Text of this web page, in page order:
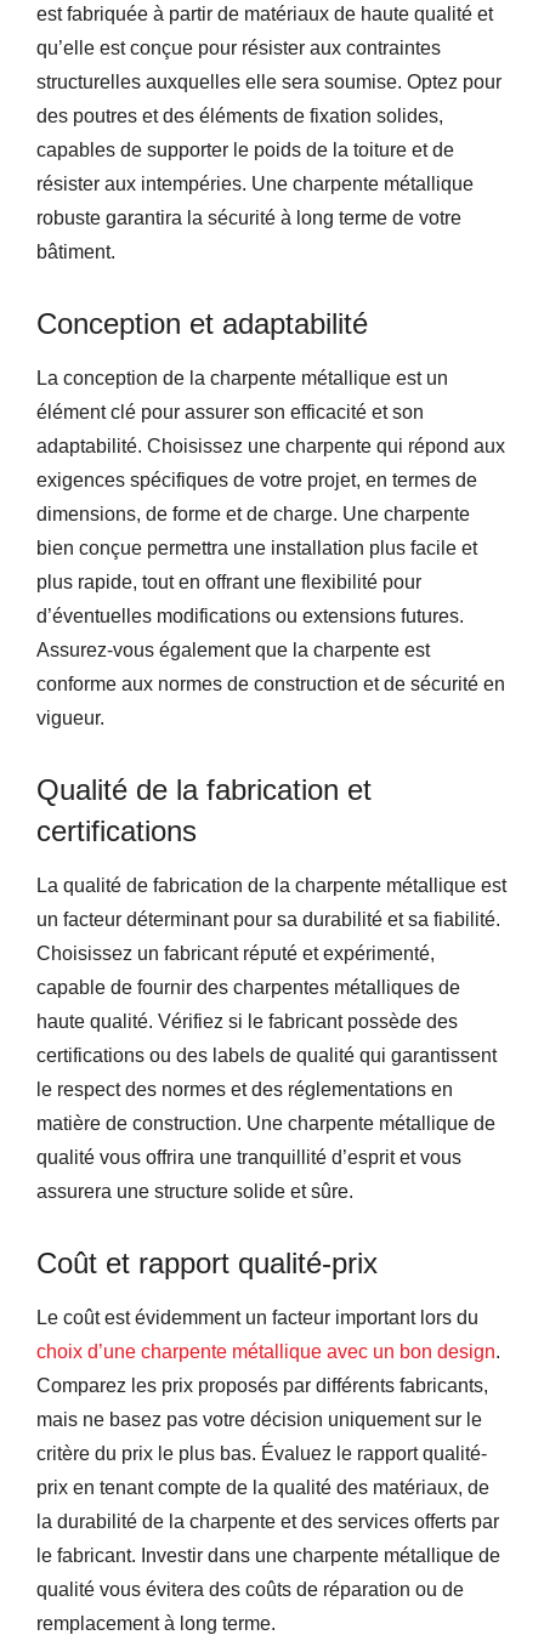
est fabriquée à partir de matériaux de haute qualité et
qu’elle est conçue pour résister aux contraintes
structurelles auxquelles elle sera soumise. Optez pour
des poutres et des éléments de fixation solides,
capables de supporter le poids de la toiture et de
résister aux intempéries. Une charpente métallique
robuste garantira la sécurité à long terme de votre
bâtiment.
Conception et adaptabilité
La conception de la charpente métallique est un
élément clé pour assurer son efficacité et son
adaptabilité. Choisissez une charpente qui répond aux
exigences spécifiques de votre projet, en termes de
dimensions, de forme et de charge. Une charpente
bien conçue permettra une installation plus facile et
plus rapide, tout en offrant une flexibilité pour
d’éventuelles modifications ou extensions futures.
Assurez-vous également que la charpente est
conforme aux normes de construction et de sécurité en
vigueur.
Qualité de la fabrication et
certifications
La qualité de fabrication de la charpente métallique est
un facteur déterminant pour sa durabilité et sa fiabilité.
Choisissez un fabricant réputé et expérimenté,
capable de fournir des charpentes métalliques de
haute qualité. Vérifiez si le fabricant possède des
certifications ou des labels de qualité qui garantissent
le respect des normes et des réglementations en
matière de construction. Une charpente métallique de
qualité vous offrira une tranquillité d’esprit et vous
assurera une structure solide et sûre.
Coût et rapport qualité-prix
Le coût est évidemment un facteur important lors du
choix d’une charpente métallique avec un bon design.
Comparez les prix proposés par différents fabricants,
mais ne basez pas votre décision uniquement sur le
critère du prix le plus bas. Évaluez le rapport qualité-
prix en tenant compte de la qualité des matériaux, de
la durabilité de la charpente et des services offerts par
le fabricant. Investir dans une charpente métallique de
qualité vous évitera des coûts de réparation ou de
remplacement à long terme.